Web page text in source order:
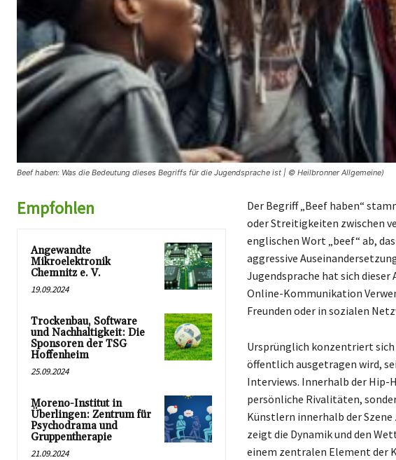
Beef haben: Was die Bedeutung dieses Begriffs für die Jugendsprache ist | © Heilbronner Allgemeine)
Empfohlen
Angewandte
Mikroelektronik
Chemnitz e. V.
19.09.2024
Trockenbau, Software
und Nachhaltigkeit: Die
Sponsoren der TSG
Hoffenheim
25.09.2024
Moreno-Institut in
Überlingen: Zentrum für
Psychodrama und
Gruppentherapie
21.09.2024
Der Begriff „Beef haben“
oder Streitigkeiten zwischen
englischen Wort „beef“ ab,
aggressive
Jugendsprache hat sich
Online-Kommunikation
Freunden oder in sozialen
Ursprünglich konzentriert
öffentlich ausgetragen wird,
Interviews. Innerhalb der
persönliche Rivalitäten,
Künstlern innerhalb der Szene
zeigt die Dynamik und den
einem zentralen Element der